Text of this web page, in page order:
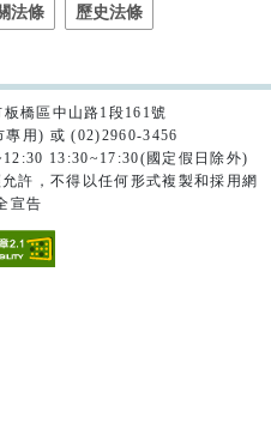
法條 歷史法條
橋區中山路1段161號
專用) 或 (02)2960-3456
13:30~17:30(國定假日除外)
許，不得以任何形式複製和採用網
宣告